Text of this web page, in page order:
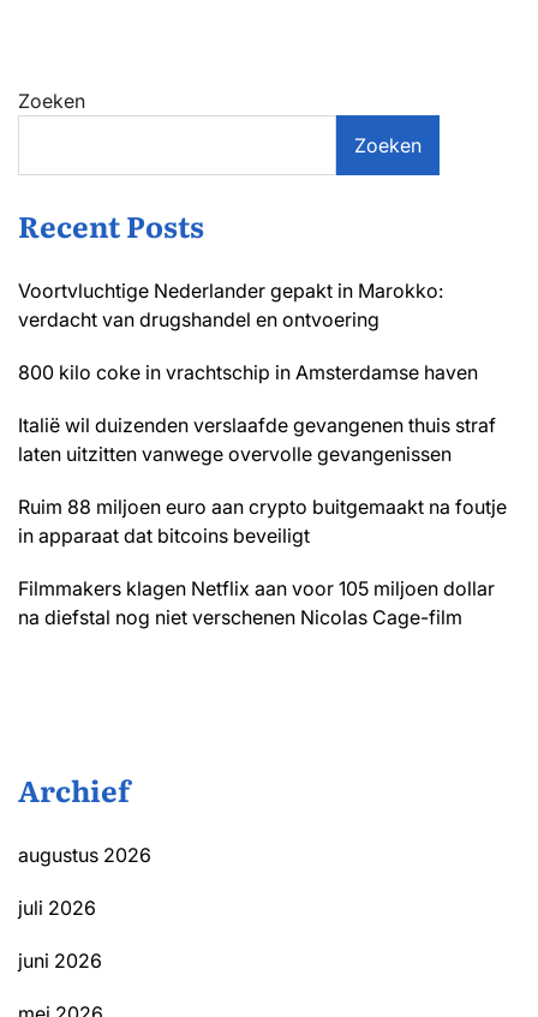
Zoeken
Zoeken
Recent Posts
Voortvluchtige Nederlander gepakt in Marokko:
verdacht van drugshandel en ontvoering
800 kilo coke in vrachtschip in Amsterdamse haven
Italië wil duizenden verslaafde gevangenen thuis straf
laten uitzitten vanwege overvolle gevangenissen
Ruim 88 miljoen euro aan crypto buitgemaakt na foutje
in apparaat dat bitcoins beveiligt
Filmmakers klagen Netflix aan voor 105 miljoen dollar
na diefstal nog niet verschenen Nicolas Cage-film
Archief
augustus 2026
juli 2026
juni 2026